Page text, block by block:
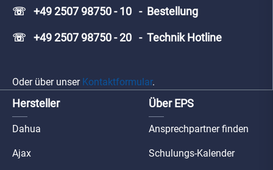
☏ +49 2507 98750 - 10 - Bestellung
☏ +49 2507 98750 - 20 - Technik Hotline
Oder über unser Kontaktformular.
Hersteller
Dahua
Ajax
Über EPS
Ansprechpartner finden
Schulungs-Kalender